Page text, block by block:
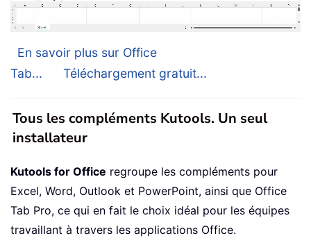
En savoir plus sur Office
Tab...
Téléchargement gratuit...
Tous les compléments Kutools. Un seul
installateur
Kutools for Office regroupe les compléments pour
Excel, Word, Outlook et PowerPoint, ainsi que Office
Tab Pro, ce qui en fait le choix idéal pour les équipes
travaillant à travers les applications Office.